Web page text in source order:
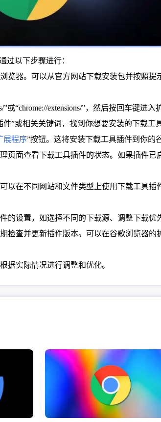
过以下步骤进行：
览器。可以从官方网站下载安装包并按照提
”或“chrome://extensions/”，然后按回车键进入
”或相关关键词，找到你想要安装的下载工
展程序”按钮。这将安装下载工具插件到你的
页面查看下载工具插件的状态。如果插件
以在不同网站和文件类型上使用下载工具
的设置，如选择不同的下载源、调整下载优
检查并更新插件版本。可以在谷歌浏览器
据实际情况进行调整和优化。